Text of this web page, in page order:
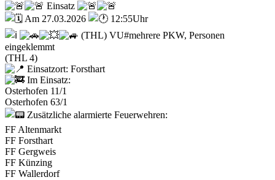
Einsatz
Am 27.03.2026
12:55Uhr
(THL) VU#mehrere PKW, Personen
eingeklemmt
(THL 4)
Einsatzort: Forsthart
Im Einsatz:
Osterhofen 11/1
Osterhofen 63/1
Zusätzliche alarmierte Feuerwehren:
FF Altenmarkt
FF Forsthart
FF Gergweis
FF Künzing
FF Wallerdorf